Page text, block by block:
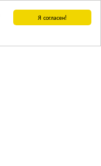
Я согласен!